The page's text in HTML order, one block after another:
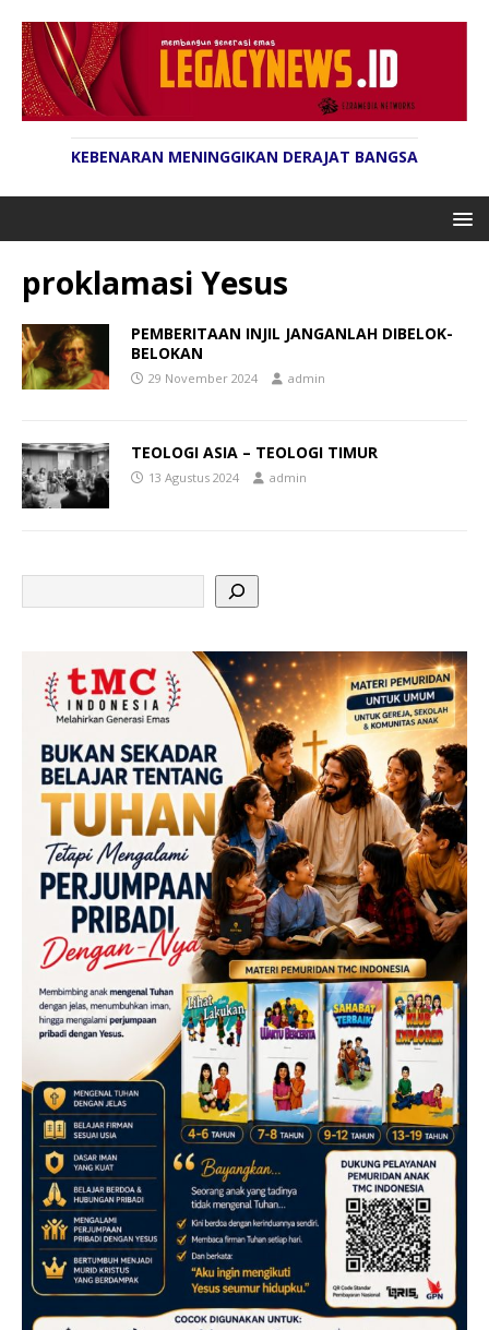
KEBENARAN MENINGGIKAN DERAJAT BANGSA
proklamasi Yesus
PEMBERITAAN INJIL JANGANLAH DIBELOK-
BELOKAN
29 November 2024 admin
TEOLOGI ASIA – TEOLOGI TIMUR
13 Agustus 2024 admin